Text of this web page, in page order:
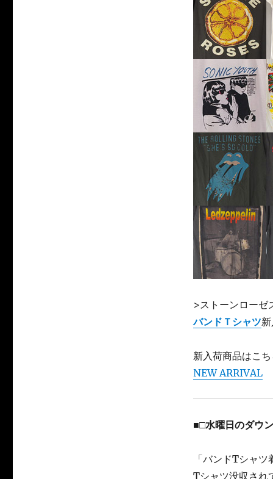
>ストーンローゼ
バンドＴシャツ
新入荷商品はこ
NEW ARRIVAL
■□水曜日のダウ
「バンドTシャ
Tシャツ没収され